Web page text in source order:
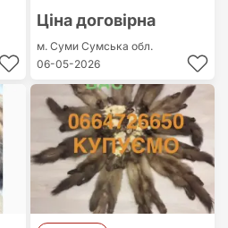
Ціна договірна
м. Суми Сумська обл.
06-05-2026